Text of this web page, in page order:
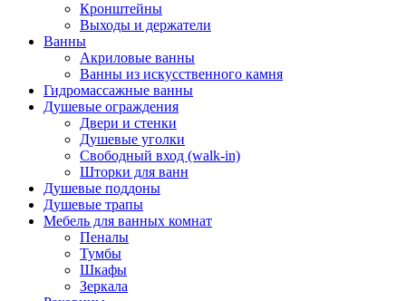
Кронштейны
Выходы и держатели
Ванны
Акриловые ванны
Ванны из искусственного камня
Гидромассажные ванны
Душевые ограждения
Двери и стенки
Душевые уголки
Свободный вход (walk-in)
Шторки для ванн
Душевые поддоны
Душевые трапы
Мебель для ванных комнат
Пеналы
Тумбы
Шкафы
Зеркала